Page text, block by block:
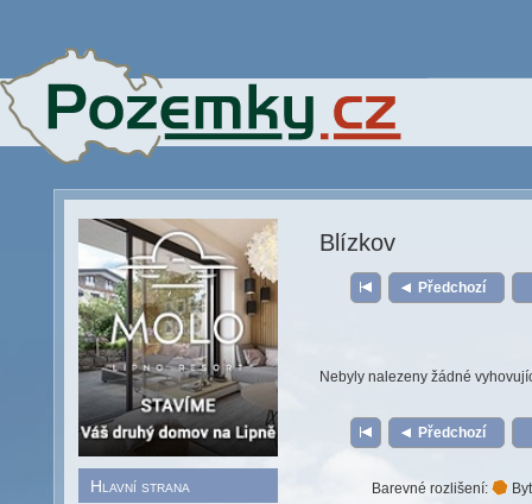
Hlavní strana
Blízkov
Předchozí
Nebyly nalezeny žádné
Předchozí
Barevné rozlišení: